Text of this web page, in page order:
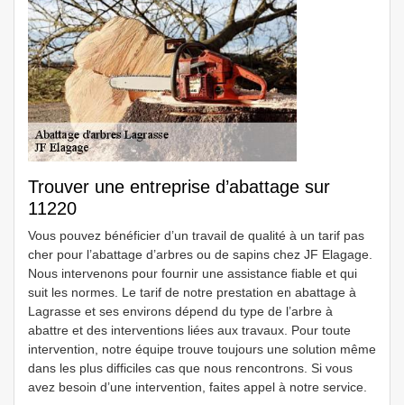
Trouver une entreprise d’abattage sur
11220
Vous pouvez bénéficier d’un travail de qualité à un tarif pas
cher pour l’abattage d’arbres ou de sapins chez JF Elagage.
Nous intervenons pour fournir une assistance fiable et qui
suit les normes. Le tarif de notre prestation en abattage à
Lagrasse et ses environs dépend du type de l’arbre à
abattre et des interventions liées aux travaux. Pour toute
intervention, notre équipe trouve toujours une solution même
dans les plus difficiles cas que nous rencontrons. Si vous
avez besoin d’une intervention, faites appel à notre service.